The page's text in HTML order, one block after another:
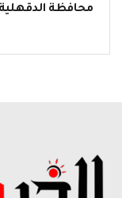
محافظة الدقهلية